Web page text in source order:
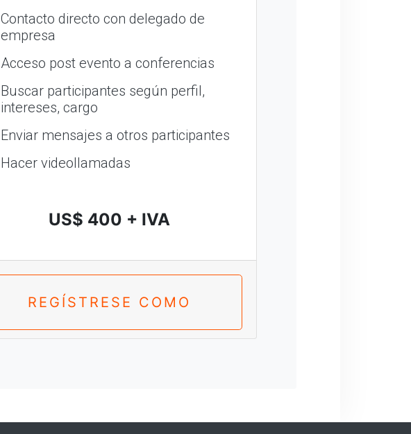
Contacto directo con delegado de
empresa
Acceso post evento a conferencias
Buscar participantes según perfil,
intereses, cargo
Enviar mensajes a otros participantes
Hacer videollamadas
US$ 400 + IVA
REGÍSTRESE COMO